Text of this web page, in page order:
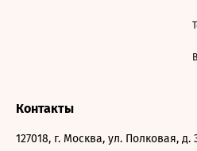
Контакты
127018, г. Москва, ул. Полковая, д.